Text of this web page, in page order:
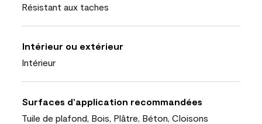
Résistant aux taches
Intérieur ou extérieur
Intérieur
Surfaces d’application recommandées
Tuile de plafond, Bois, Plâtre, Béton, Cloisons